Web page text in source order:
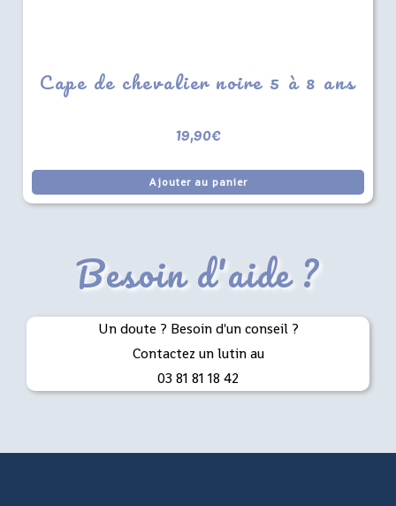
Cape de chevalier noire 5 à 8 ans
19,90€
Ajouter au panier
Besoin d'aide ?
Un doute ? Besoin d'un conseil ?
Contactez un lutin au
03 81 81 18 42